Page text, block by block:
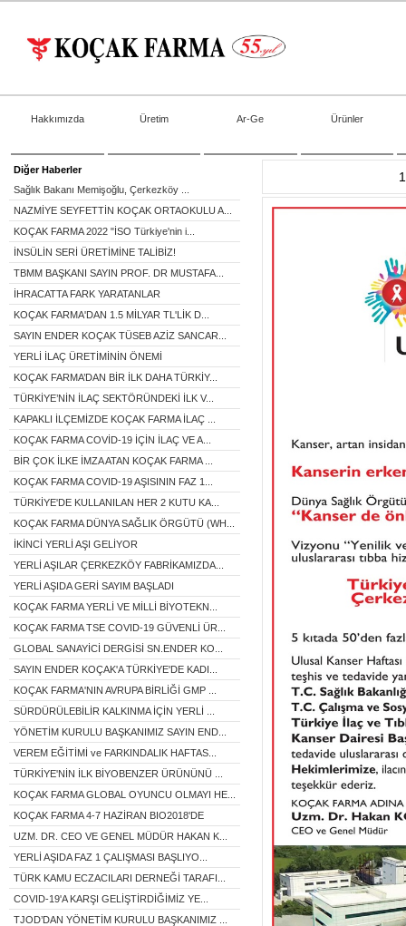
Hakkımızda Üretim Ar-Ge Ürünler
Diğer Haberler
Sağlık Bakanı Memişoğlu, Çerkezköy ...
NAZMİYE SEYFETTİN KOÇAK ORTAOKULU A...
KOÇAK FARMA 2022 "İSO Türkiye'nin i...
İNSÜLİN SERİ ÜRETİMİNE TALİBİZ!
TBMM BAŞKANI SAYIN PROF. DR MUSTAFA...
İHRACATTA FARK YARATANLAR
KOÇAK FARMA'DAN 1.5 MİLYAR TL'LİK D...
SAYIN ENDER KOÇAK TÜSEB AZİZ SANCAR...
YERLİ İLAÇ ÜRETİMİNİN ÖNEMİ
KOÇAK FARMA’DAN BİR İLK DAHA TÜRKİY...
TÜRKİYE’NİN İLAÇ SEKTÖRÜNDEKİ İLK V...
KAPAKLI İLÇEMİZDE KOÇAK FARMA İLAÇ ...
KOÇAK FARMA COVİD-19 İÇİN İLAÇ VE A...
BİR ÇOK İLKE İMZA ATAN KOÇAK FARMA ...
KOÇAK FARMA COVID-19 AŞISININ FAZ 1...
TÜRKİYE'DE KULLANILAN HER 2 KUTU KA...
KOÇAK FARMA DÜNYA SAĞLIK ÖRGÜTÜ (WH...
İKİNCİ YERLİ AŞI GELİYOR
YERLİ AŞILAR ÇERKEZKÖY FABRİKAMIZDA...
YERLİ AŞIDA GERİ SAYIM BAŞLADI
KOÇAK FARMA YERLİ VE MİLLİ BİYOTEKN...
KOÇAK FARMA TSE COVID-19 GÜVENLİ ÜR...
GLOBAL SANAYİCİ DERGİSİ SN.ENDER KO...
SAYIN ENDER KOÇAK'A TÜRKİYE'DE KADI...
KOÇAK FARMA'NIN AVRUPA BİRLİĞİ GMP ...
SÜRDÜRÜLEBİLİR KALKINMA İÇİN YERLİ ...
YÖNETİM KURULU BAŞKANIMIZ SAYIN END...
VEREM EĞİTİMİ ve FARKINDALIK HAFTAS...
TÜRKİYE'NİN İLK BİYOBENZER ÜRÜNÜNÜ ...
KOÇAK FARMA GLOBAL OYUNCU OLMAYI HE...
KOÇAK FARMA 4-7 HAZİRAN BIO2018'DE
UZM. DR. CEO VE GENEL MÜDÜR HAKAN K...
YERLİ AŞIDA FAZ 1 ÇALIŞMASI BAŞLIYO...
TÜRK KAMU ECZACILARI DERNEĞİ TARAFI...
COVID-19'A KARŞI GELİŞTİRDİĞİMİZ YE...
TJOD’DAN YÖNETİM KURULU BAŞKANIMIZ ...